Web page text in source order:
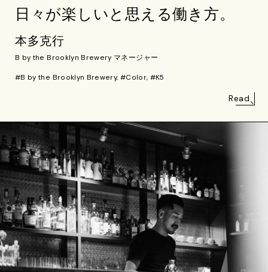
日々が楽しいと思える働き方。
本多克行
B by the Brooklyn Brewery マネージャー
#B by the Brooklyn Brewery, #Color, #K5
Read